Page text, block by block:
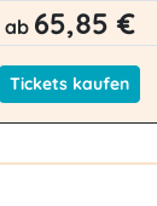
ab 65,85 €
Tickets kaufen